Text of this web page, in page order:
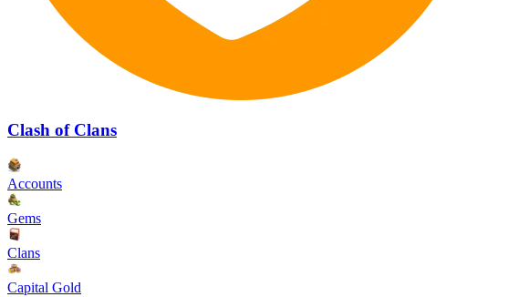
Clash of Clans
Accounts
Gems
Clans
Capital Gold